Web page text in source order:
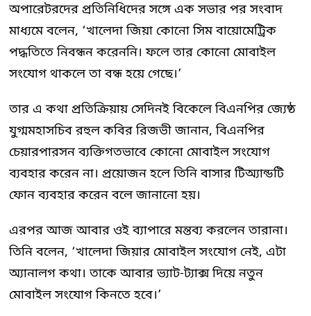
অপারেটরদের প্রতিনিধিদের সঙ্গে এক সভার পর সংবাদ
মাধ্যমে বলেন, ‘খালেদা জিয়া কোনো সিম বায়োমেট্রিক
পদ্ধতিতে নিবন্ধন করেননি। ফলে তার কোনো মোবাইল
সংযোগ থাকলে তা বন্ধ হয়ে গেছে।’
তার এ কথা প্রতিক্রিয়ায় সেদিনই বিকেলে বিএনপির জ্যেষ্ঠ
যুগ্মমহাসচিব রহুল কবির রিজভী জানান, বিএনপির
চেয়ারপারসন ব্যক্তিগতভাবে কোনো মোবাইল সংযোগ
ব্যবহার করেন না। প্রয়োজন হলে তিনি বাসার টিঅ্যান্ডটি
ফোন ব্যবহার করেন বলে জানানো হয়।
এরপর আজ আবার ওই ব্যাপারে মন্তব্য করলেন তারানা।
তিনি বলেন, ‘খালেদা জিয়ার মোবাইল সংযোগ নেই, এটা
অ্যানালগ কথা। তাকে আবার ভ্যাট-ট্যাক্স দিয়ে নতুন
মোবাইল সংযোগ কিনতে হবে।’